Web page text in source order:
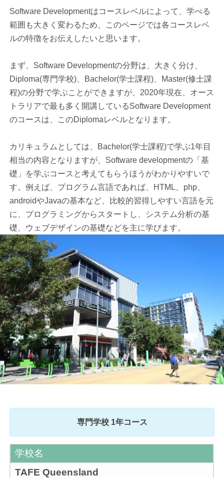
Software Developmentはコースレベルによって、学べる
範囲も大きく変わるため、このページでは各コースレベ
ルの特徴をお伝えしたいと思います。
まず、Software Developmentの分野は、大きく分け、
Diploma(専門学校)、Bachelor(学士課程)、Master(修士課
程)の分野で学ぶことができますが、2020年現在、オース
トラリアで最も多く開講しているSoftware Development
のコースは、このDiplomaレベルとなります。
カリキュラムとしては、Bachelor(学士課程)で学ぶ1年目
相当の内容となりますが、Software developmentの「基
礎」を学ぶコースと考えてもらうほうがわかりやすいで
す。例えば、プログラム言語であれば、HTML、php、
androidやJavaの基本など、比較的習得しやすい言語を元
に、プログラミングからスタートし、システム分析の基
礎、ウェブデザインの基礎などを主に学びます。
専門学校 1年コース
学校名
TAFE Queensland